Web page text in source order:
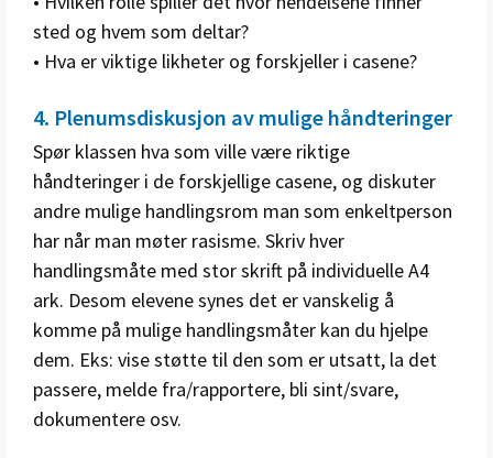
sted og hvem som deltar?
• Hva er viktige likheter og forskjeller i casene?
4. Plenumsdiskusjon av mulige håndteringer
Spør klassen hva som ville være riktige
håndteringer i de forskjellige casene, og diskuter
andre mulige handlingsrom man som enkeltperson
har når man møter rasisme. Skriv hver
handlingsmåte med stor skrift på individuelle A4
ark. Desom elevene synes det er vanskelig å
komme på mulige handlingsmåter kan du hjelpe
dem. Eks: vise støtte til den som er utsatt, la det
passere, melde fra/rapportere, bli sint/svare,
dokumentere osv.